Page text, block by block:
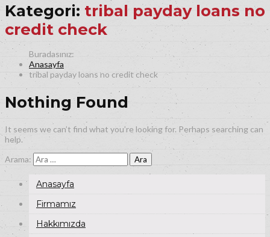
Kategori: tribal payday loans no
credit check
Anasayfa
tribal payday loans no credit check
Nothing Found
It seems we can’t find what you’re looking for. Perhaps searching can
help.
Arama:
Anasayfa
Firmamız
Hakkımızda